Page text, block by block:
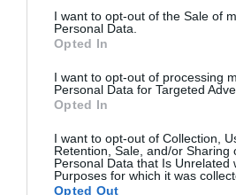
consent section.
I want to opt-out of the Sale of
Personal Data.
Opted In
I want to opt-out of processing
Personal Data for Targeted
Opted In
I want to opt-out of Collection,
Retention, Sale, and/or Sharing
Personal Data that Is Unrelated
Purposes for which it was
Opted Out
Ασημίνα Χατζηανδρέου –
ηλικία, η σχέση με τον
Αποτελεί το "βουνό" του